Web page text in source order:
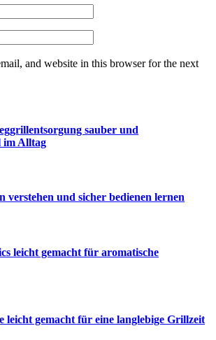
and website in this browser for the next
sauber und
im Alltag
verstehen und sicher bedienen lernen
leicht gemacht für aromatische
leicht gemacht für eine langlebige Grillzeit